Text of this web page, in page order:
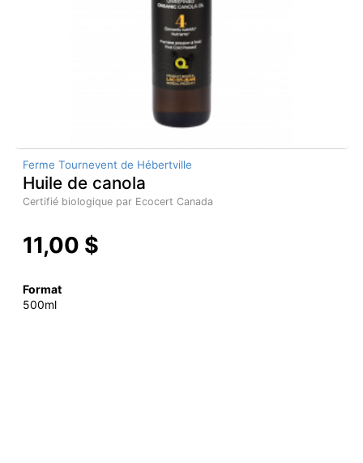
Ferme Tournevent de Hébertville
Huile de canola
Certifié biologique par Ecocert Canada
11,00 $
Format
500ml